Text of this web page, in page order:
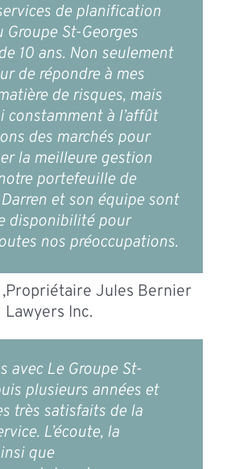
de planification
Groupe St-Georges
10 ans. Non seulement
de répondre à mes
de risques, mais
constamment à l’affût
des marchés pour
la meilleure gestion
portefeuille de
et son équipe sont
disponibilité pour
nos préoccupations.
,Propriétaire Jules Bernier
Lawyers Inc.
avec Le Groupe St-
plusieurs années et
très satisfaits de la
L’écoute, la
que